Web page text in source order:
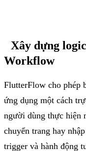
Xây dựng
Workflow
FlutterFlow cho phép
ứng dụng một cách
người dùng thực hiện
chuyển trang hay nhập
trigger và hành động